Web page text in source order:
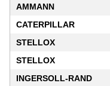
AMMANN
CATERPILLAR
STELLOX
STELLOX
INGERSOLL-RAND